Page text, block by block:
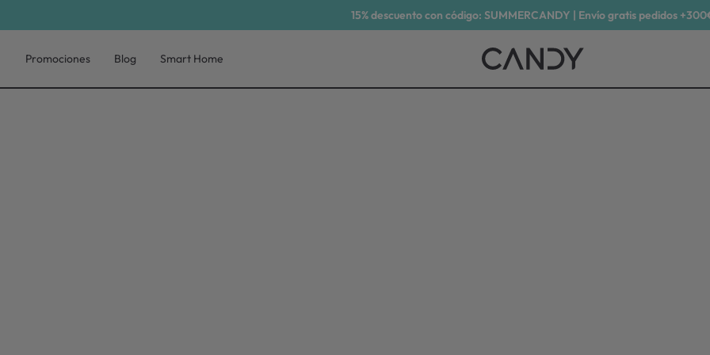
15% descuento con código: SUMMERCANDY | Envío gratis pedidos
Promociones Blog Smart Home